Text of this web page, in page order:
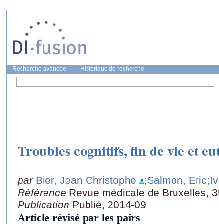
Recherche avancée Historique de recherche
Troubles cognitifs, fin de vie et
par Bier, Jean Christophe ;Salmon, Eric
Référence Revue médicale de Bruxelles,
Publication Publié, 2014-09
Article révisé par les pairs